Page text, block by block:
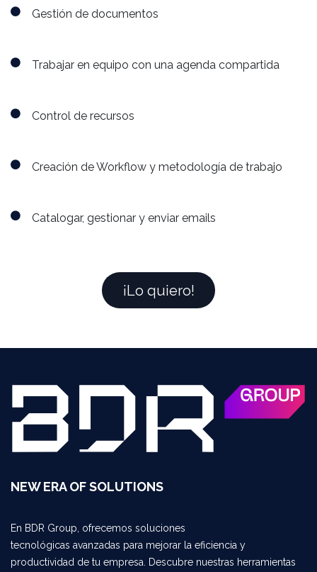
Gestión de documentos
Trabajar en equipo con una agenda compartida
Control de recursos
Creación de Workflow y metodología de trabajo
Catalogar, gestionar y enviar emails
¡Lo qu​​​​iero!
NEW ERA OF SOLUTIONS
En BDR Group, ofrecemos soluciones
tecnológicas avanzadas para mejorar la eficiencia y
productividad de tu empresa. Descubre nuestras herramientas